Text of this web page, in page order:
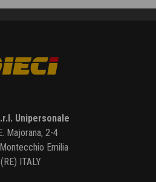
Unipersonale
Majorana, 2-4
Emilia
(RE) ITALY